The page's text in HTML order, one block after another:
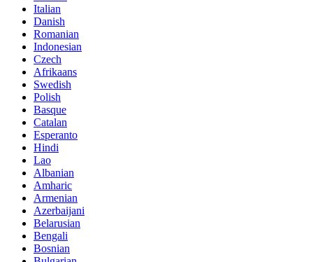
Italian
Danish
Romanian
Indonesian
Czech
Afrikaans
Swedish
Polish
Basque
Catalan
Esperanto
Hindi
Lao
Albanian
Amharic
Armenian
Azerbaijani
Belarusian
Bengali
Bosnian